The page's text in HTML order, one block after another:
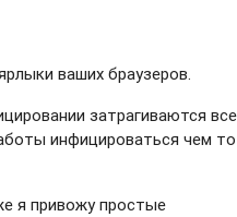
ваших браузеров.
затрагиваются все
инфицироваться чем то
я привожу простые